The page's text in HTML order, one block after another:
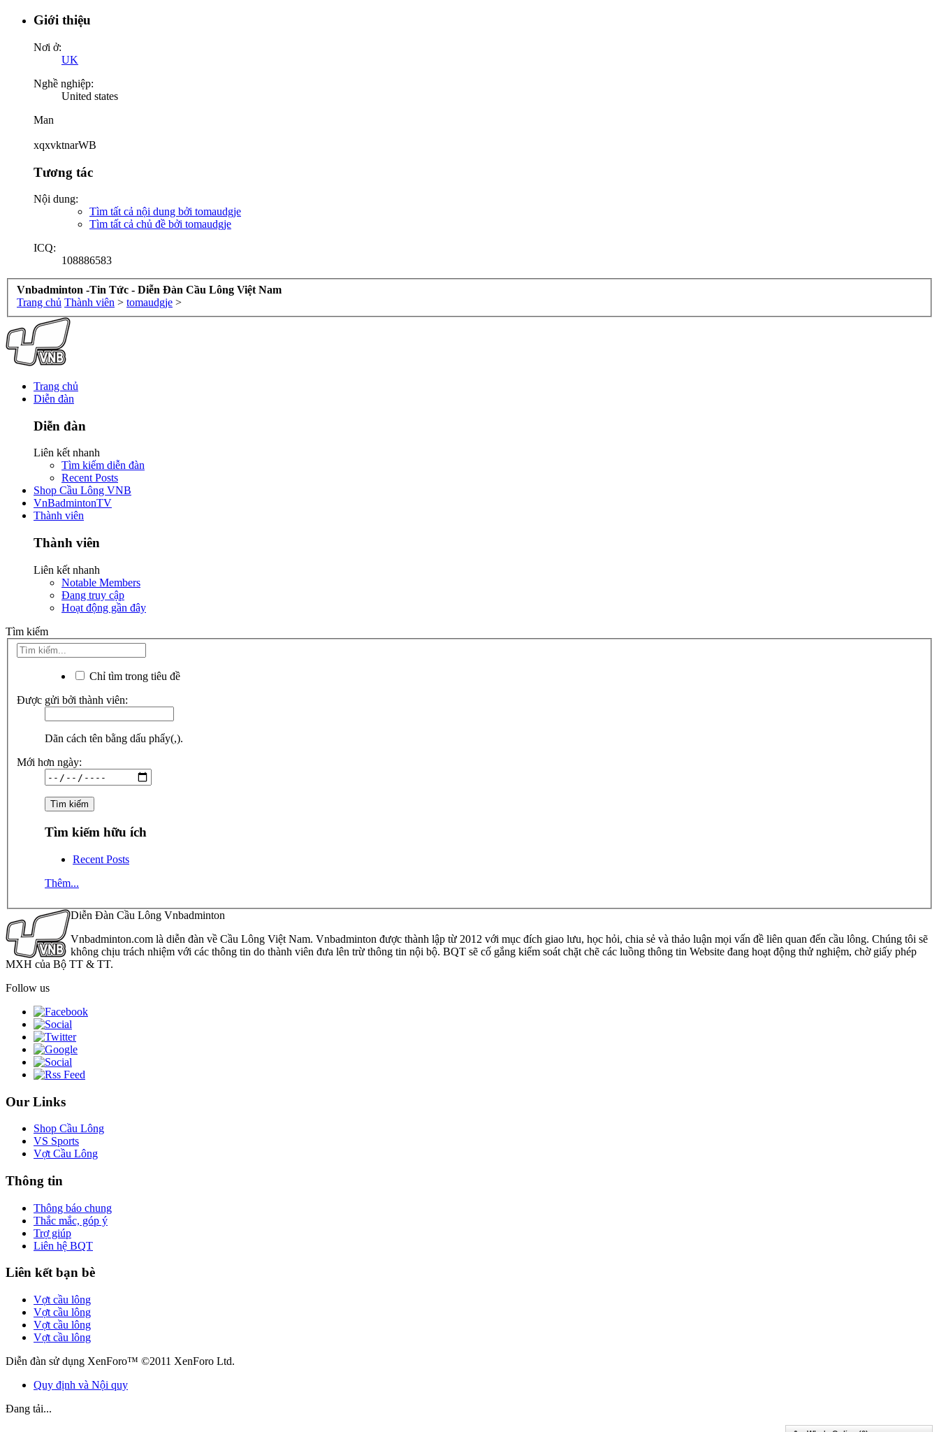
Giới thiệu
Nơi ở:
UK
Nghề nghiệp:
United states
Man
xqxvktnarWB
Tương tác
Nội dung:
Tìm tất cả nội dung bởi tomaudgje
Tìm tất cả chủ đề bởi tomaudgje
ICQ:
108886583
Vnbadminton -Tin Tức - Diễn Đàn Cầu Lông Việt Nam
Trang chủ Thành viên > tomaudgje >
Trang chủ
Diễn đàn
Diễn đàn
Liên kết nhanh
Tìm kiếm diễn đàn
Recent Posts
Shop Cầu Lông VNB
VnBadmintonTV
Thành viên
Thành viên
Liên kết nhanh
Notable Members
Đang truy cập
Hoạt động gần đây
Tìm kiếm
Chỉ tìm trong tiêu đề
Được gửi bởi thành viên:
Dãn cách tên bằng dấu phẩy(,).
Mới hơn ngày:
Tìm kiếm hữu ích
Recent Posts
Thêm...
Diễn Đàn Cầu Lông Vnbadminton
Vnbadminton.com là diễn đàn về Cầu Lông Việt Nam. Vnbadminton được thành lập từ 2012 với mục đích giao lưu, học hỏi, chia sẻ và thảo luận mọi vấn đề liên quan đến cầu lông. Chúng tôi sẽ
không chịu trách nhiệm với các thông tin do thành viên đưa lên trừ thông tin nội bộ. BQT sẽ cố gắng kiểm soát chặt chẽ các luồng thông tin Website đang hoạt động thử nghiệm, chờ giấy phép
MXH của Bộ TT & TT.
Follow us
Our Links
Shop Cầu Lông
VS Sports
Vợt Cầu Lông
Thông tin
Thông báo chung
Thắc mắc, góp ý
Trợ giúp
Liên hệ BQT
Liên kết bạn bè
Vợt cầu lông
Vợt cầu lông
Vợt cầu lông
Vợt cầu lông
Diễn đàn sử dụng XenForo™ ©2011 XenForo Ltd.
Quy định và Nội quy
Đang tải...